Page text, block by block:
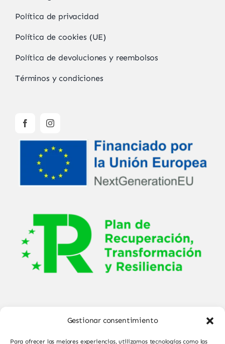
Gestionar consentimiento
Para ofrecer las mejores experiencias, utilizamos tecnologías como las
Política de privacidad
Política de cookies (UE)
Política de devoluciones y reembolsos
Términos y condiciones